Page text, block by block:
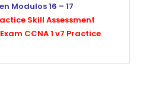
Modulos 16 – 17
Skill Assessment
CCNA 1 v7 Practice